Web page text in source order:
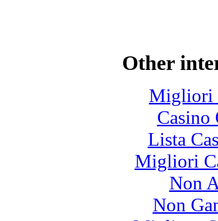
Other
Migliori
Lista
Migliori
Non
Non